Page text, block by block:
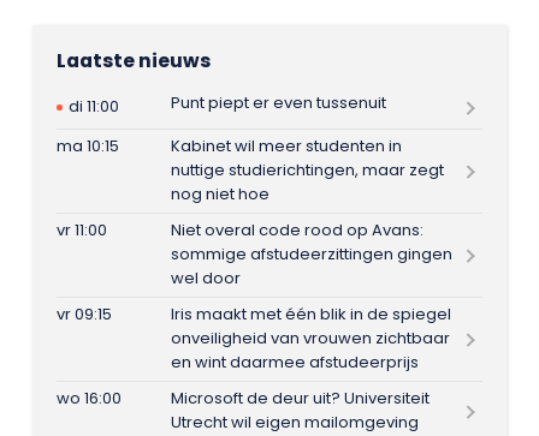
Laatste nieuws
di 11:00
Punt piept er even tussenuit
ma 10:15
Kabinet wil meer studenten in
nuttige studierichtingen, maar zegt
nog niet hoe
vr 11:00
Niet overal code rood op Avans:
sommige afstudeerzittingen gingen
wel door
vr 09:15
Iris maakt met één blik in de spiegel
onveiligheid van vrouwen zichtbaar
en wint daarmee afstudeerprijs
wo 16:00
Microsoft de deur uit? Universiteit
Utrecht wil eigen mailomgeving